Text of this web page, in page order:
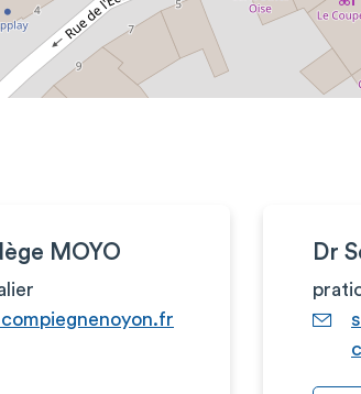
MOYO Dr